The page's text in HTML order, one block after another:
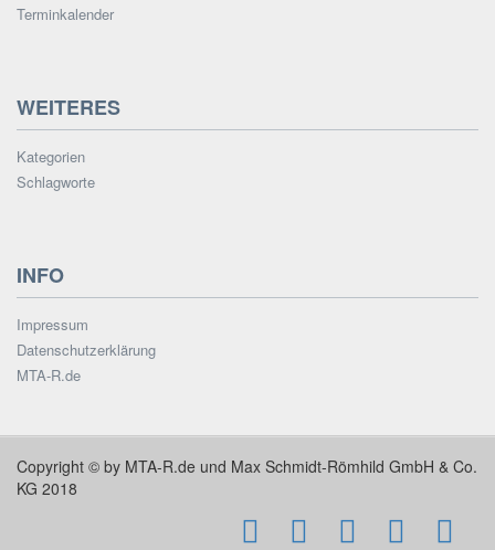
Terminkalender
WEITERES
Kategorien
Schlagworte
INFO
Impressum
Datenschutzerklärung
MTA-R.de
Copyright © by MTA-R.de und Max Schmidt-Römhild GmbH & Co.
KG 2018